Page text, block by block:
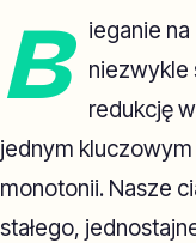
B
ieganie
niezwykle
redukcję
jednym
monotonii. Nasze
stałego,